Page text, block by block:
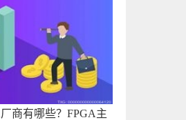
商有哪些？FPGA主